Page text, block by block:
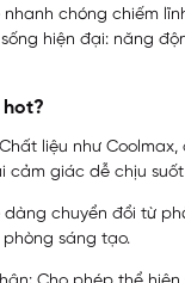
nhanh chóng chiếm
hiện đại: năng
hot?
liệu như
cảm giác dễ chịu
dàng chuyển đổi từ
sáng tạo.